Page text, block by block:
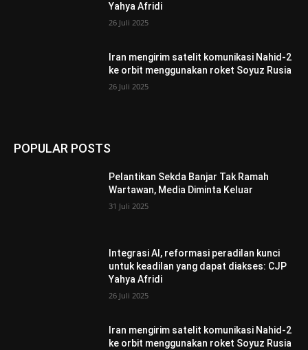
Yahya Afridi
26 Juli 2025
Iran mengirim satelit komunikasi Nahid-2
ke orbit menggunakan roket Soyuz Rusia
26 Juli 2025
POPULAR POSTS
Pelantikan Sekda Banjar Tak Ramah
Wartawan, Media Diminta Keluar
31 Juli 2025
Integrasi AI, reformasi peradilan kunci
untuk keadilan yang dapat diakses: CJP
Yahya Afridi
26 Juli 2025
Iran mengirim satelit komunikasi Nahid-2
ke orbit menggunakan roket Soyuz Rusia